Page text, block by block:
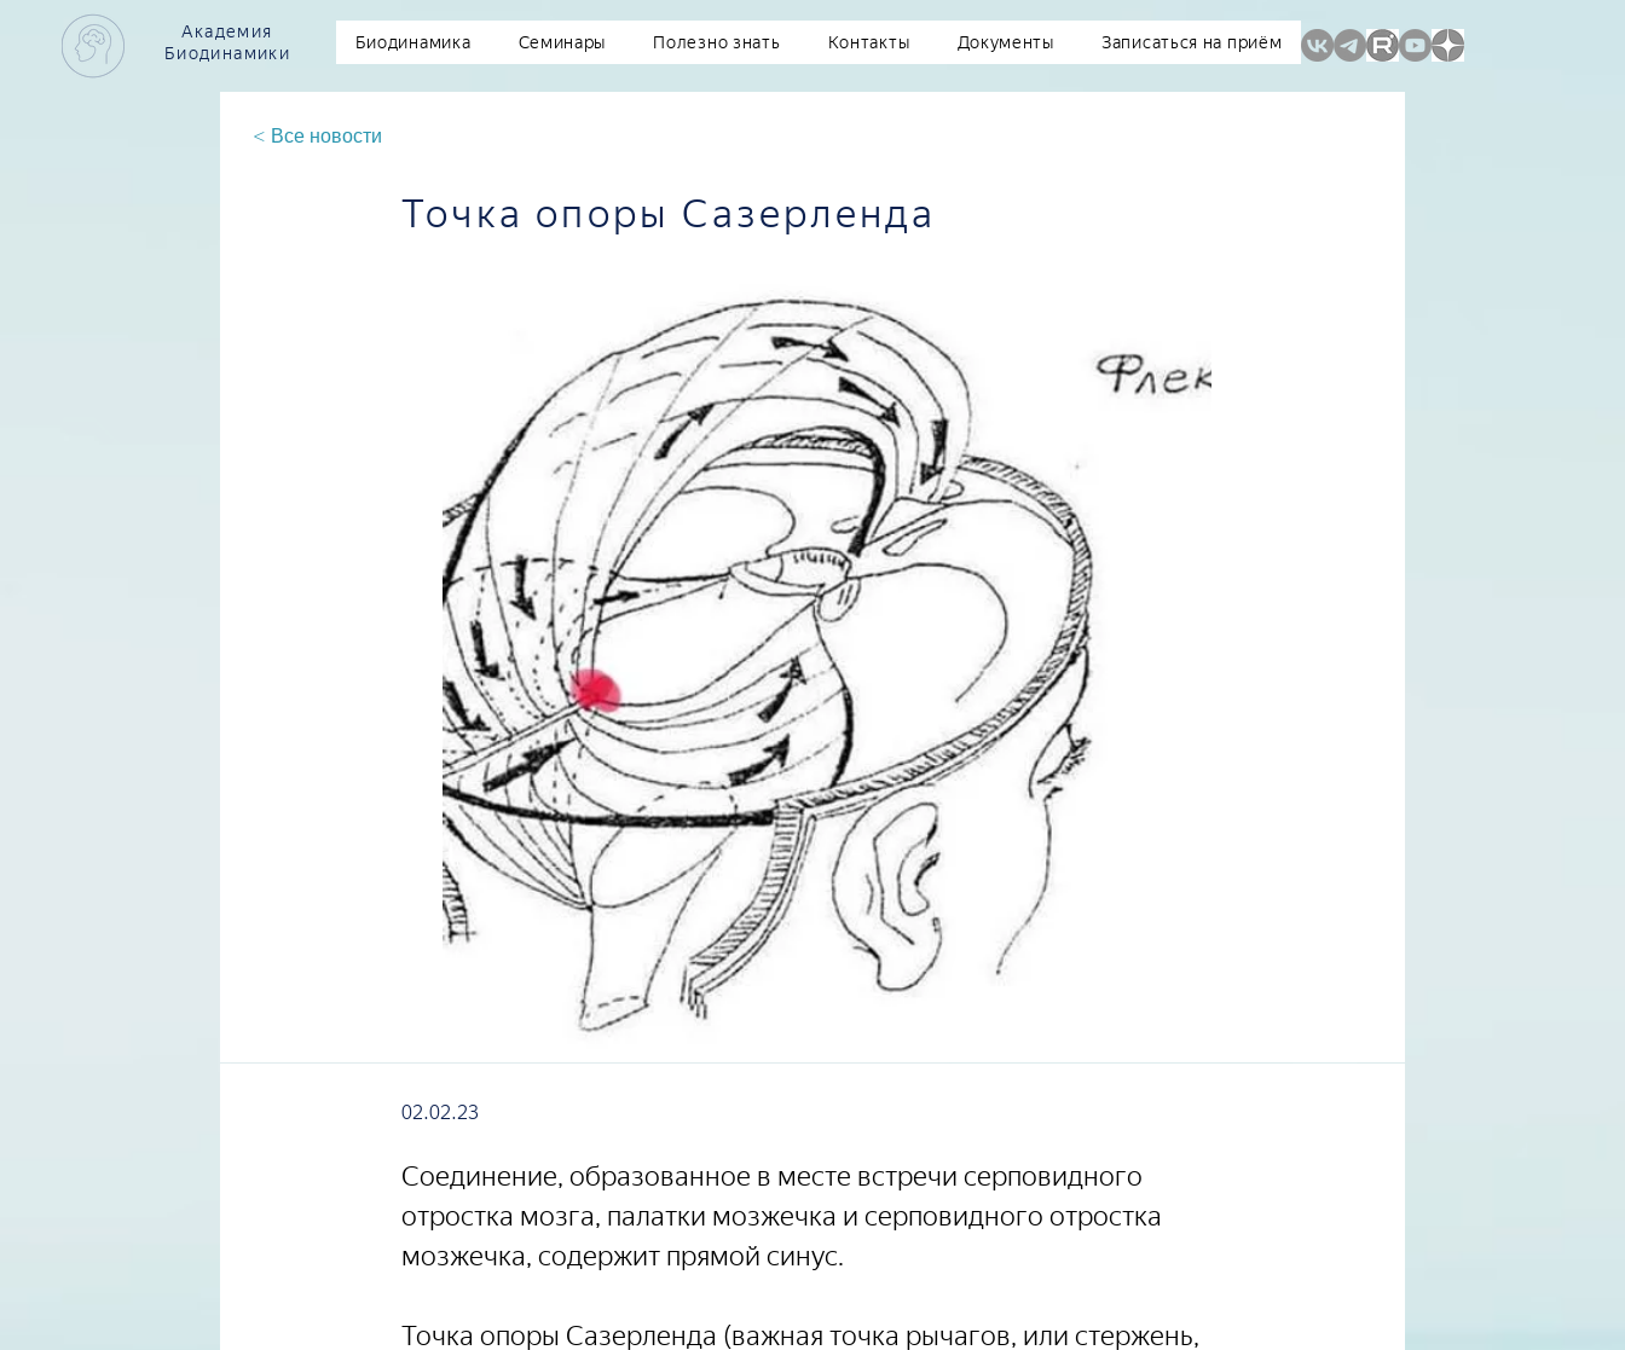
Академия
Биодинамики
Биодинамика Семинары Полезно знать Контакты Документы Записаться на приём
< Все новости
Точка опоры Сазерленда
02.02.23
Соединение, образованное в месте встречи серповидного
отростка мозга, палатки мозжечка и серповидного отростка
мозжечка, содержит прямой синус.
Точка опоры Сазерленда (важная точка рычагов, или стержень,